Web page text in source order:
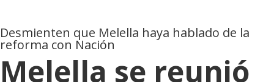
Desmienten que Melella haya hablado de la
reforma con Nación
Melella se reunió